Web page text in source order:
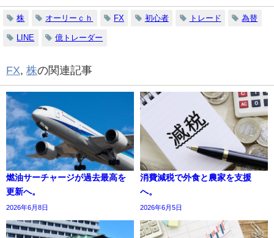
株 オーリーｃｈ FX 初心者 トレード 為替
LINE 億トレーダー
FX, 株の関連記事
燃油サーチャージが過去最高を
更新へ。
2026年6月8日
消費減税で外食と農家を支援
へ。
2026年6月5日